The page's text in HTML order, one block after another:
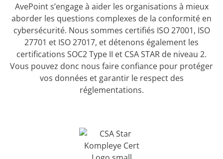
AvePoint s’engage à aider les organisations à mieux
aborder les questions complexes de la conformité en
cybersécurité. Nous sommes certifiés ISO 27001, ISO
27701 et ISO 27017, et détenons également les
certifications SOC2 Type II et CSA STAR de niveau 2.
Vous pouvez donc nous faire confiance pour protéger
vos données et garantir le respect des
réglementations.